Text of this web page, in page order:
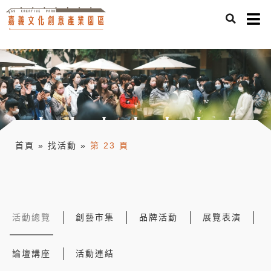
首頁 » 找活動 » 第 23 頁
活動總覽 創藝市集 品牌活動 展覽表演
論壇講座 活動連結